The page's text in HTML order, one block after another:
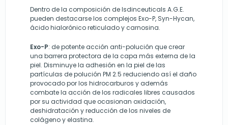
Dentro de la composición de Isdinceuticals A.G.E.
pueden destacarse los complejos Exo-P, Syn-Hycan,
ácido hialorónico reticulado y carnosina.
Exo-P: de potente acción anti-polución que crear
una barrera protectora de la capa más externa de la
piel. Disminuye la adhesión en la piel de las
partículas de polución PM 2.5 reduciendo así el daño
provocado por los hidrocarburos y además
combate la acción de los radicales libres causados
por su actividad que ocasionan oxidación,
deshidratación y reducción de los niveles de
colágeno y elastina.